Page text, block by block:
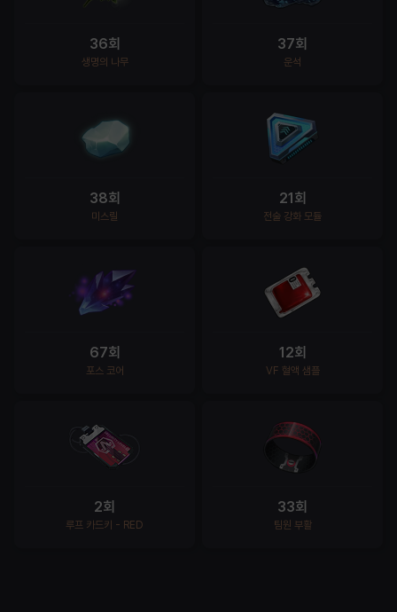
36회
생명의 나무
37회
운석
38회
미스릴
21회
전술 강화 모듈
67회
포스 코어
12회
VF 혈액 샘플
2회
루프 카드키 - RED
33회
팀원 부활